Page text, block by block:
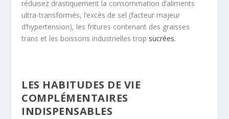
réduisez drastiquement la consommation d’aliments
ultra-transformés, l’excès de sel (facteur majeur
d’hypertension), les fritures contenant des graisses
trans et les boissons industrielles trop sucrées.
LES HABITUDES DE VIE
COMPLÉMENTAIRES
INDISPENSABLES